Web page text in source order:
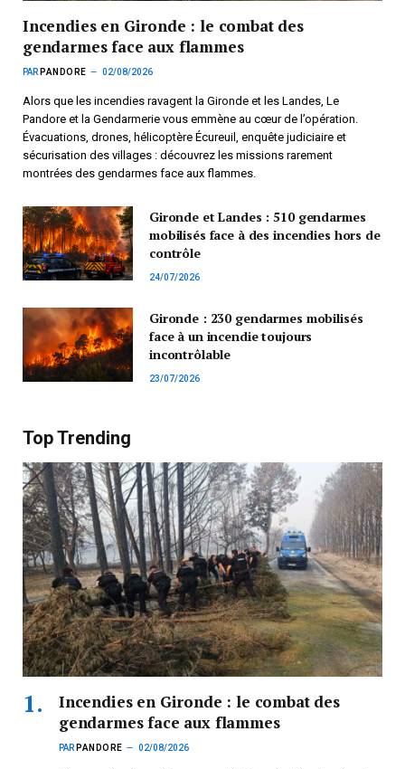
Incendies en Gironde : le combat des
gendarmes face aux flammes
PAR PANDORE 02/08/2026
Alors que les incendies ravagent la Gironde et les Landes, Le
Pandore et la Gendarmerie vous emmène au cœur de l’opération.
Évacuations, drones, hélicoptère Écureuil, enquête judiciaire et
sécurisation des villages : découvrez les missions rarement
montrées des gendarmes face aux flammes.
Gironde et Landes : 510 gendarmes
mobilisés face à des incendies hors de
contrôle
24/07/2026
Gironde : 230 gendarmes mobilisés
face à un incendie toujours
incontrôlable
23/07/2026
Top Trending
Incendies en Gironde : le combat des
gendarmes face aux flammes
PAR PANDORE 02/08/2026